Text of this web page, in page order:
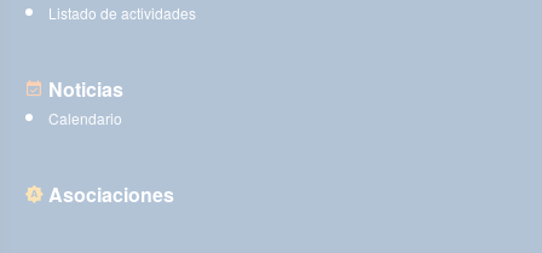
Listado de actividades
Noticias
Calendario
Asociaciones